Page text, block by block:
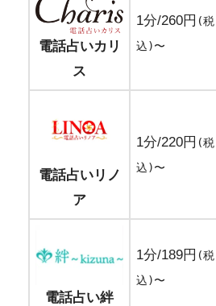
電話占いカリ
ス
1分/260円 (税
込)〜
電話占いリノ
ア
1分/220円 (税
込)〜
電話占い絆
1分/189円 (税
込)〜